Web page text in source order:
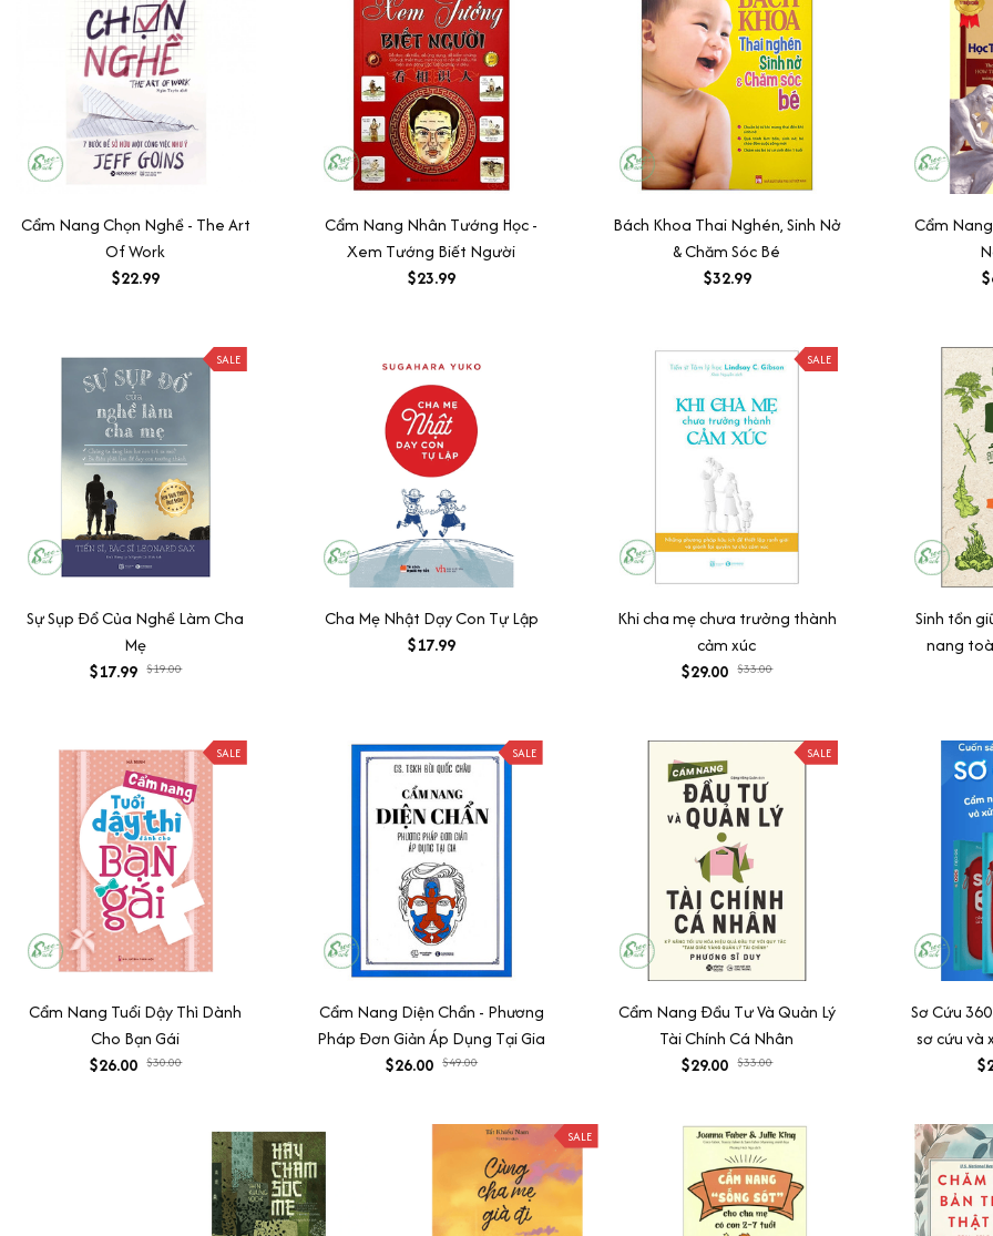
Cẩm Nang Chọn Nghề - The Art
Of Work
$22.99
Cẩm Nang Nhân Tướng Học -
Xem Tướng Biết Người
$23.99
Bách Khoa Thai Nghén, Sinh Nở
& Chăm Sóc Bé
$32.99
Cẩm
SALE
Sự Sụp Đổ Của Nghề Làm Cha
Mẹ
$17.99 $19.00
Cha Mẹ Nhật Dạy Con Tự Lập
$17.99
SALE
Khi cha mẹ chưa trưởng thành
cảm xúc
$29.00 $33.00
Sinh tồn
nang
SALE
Cẩm Nang Tuổi Dậy Thì Dành
Cho Bạn Gái
$26.00 $30.00
SALE
Cẩm Nang Diện Chẩn - Phương
Pháp Đơn Giản Áp Dụng Tại Gia
$26.00 $49.00
SALE
Cẩm Nang Đầu Tư Và Quản Lý
Tài Chính Cá Nhân
$29.00 $33.00
Sơ Cứu
sơ cứu và
SALE